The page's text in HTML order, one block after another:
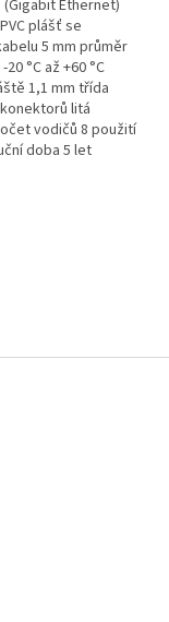
Ethernet)
plášť se
5 mm průměr
°C až +60 °C
1,1 mm třída
litá
vodičů 8 použití
doba 5 let